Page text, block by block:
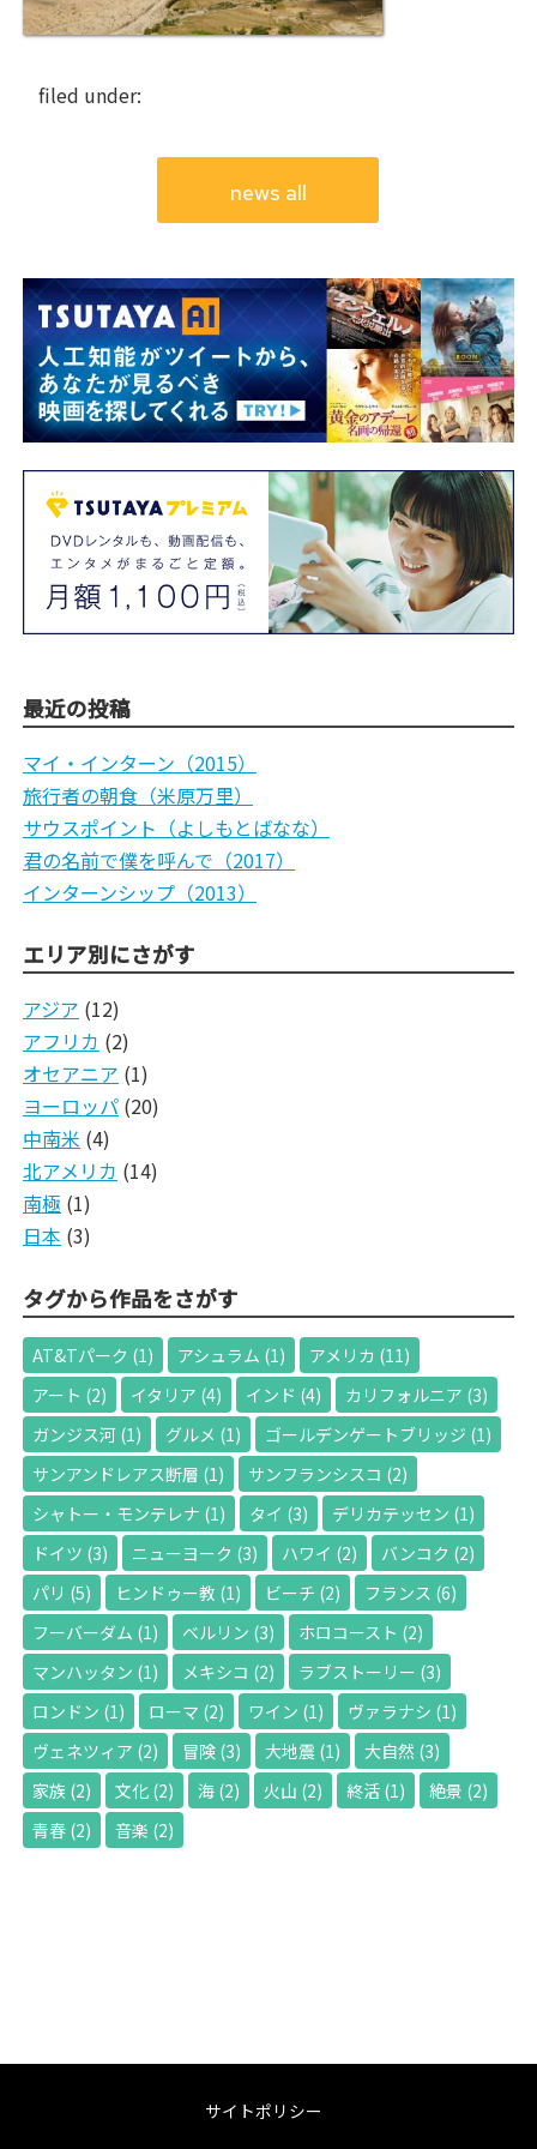
filed under:
news all
最近の投稿
マイ・インターン（2015）
旅行者の朝食（米原万里）
サウスポイント（よしもとばなな）
君の名前で僕を呼んで（2017）
インターンシップ（2013）
エリア別にさがす
アジア (12)
アフリカ (2)
オセアニア (1)
ヨーロッパ(20)
中南米 (4)
北アメリカ (14)
南極 (1)
日本 (3)
タグから作品をさがす
AT&Tパーク (1) アシュラム (1) アメリカ (11)
アート (2) イタリア (4) インド (4) カリフォルニア (3)
ガンジス河(1) グルメ (1) ゴールデンゲートブリッジ (1)
サンアンドレアス断層 (1) サンフランシスコ (2)
シャトー・モンテレナ (1) タイ (3) デリカテッセン (1)
ドイツ (3) ニューヨーク (3) ハワイ (2) バンコク (2)
パリ (5) ヒンドゥー教 (1) ビーチ (2) フランス (6)
フーバーダム (1) ベルリン (3) ホロコースト (2)
マンハッタン (1) メキシコ (2) ラブストーリー (3)
ロンドン (1) ローマ (2) ワイン (1) ヴァラナシ (1)
ヴェネツィア (2) 冒険(3) 大地震(1) 大自然 (3)
家族 (2) 文化(2) 海(2) 火山 (2) 終活(1) 絶景 (2)
青春(2) 音楽 (2)
サイトポリシー